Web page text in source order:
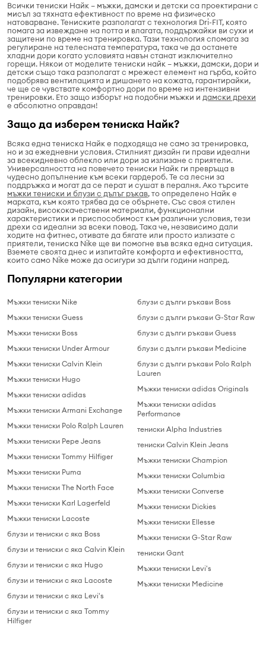
Всички тениски Найк – мъжки, дамски и детски са проектирани с
мисъл за тяхната ефективност по време на физическо
натоварване. Тениските разполагат с технология Dri-FIT, която
помага за извеждане на потта и влагата, поддържайки ви сухи и
защитени по време на тренировка. Тази технология спомага за
регулиране на телесната температура, така че да останете
хладни дори когато условията навън станат изключително
горещи. Някои от моделите тениски найк – мъжки, дамски, дори и
детски също така разполагат с мрежест елемент на гърба, който
подобрява вентилацията и дишането на кожата, гарантирайки,
че ще се чувствате комфортно дори по време на интензивни
тренировки. Ето защо изборът на подобни мъжки и дамски дрехи
е абсолютно оправдан!
Защо да изберем тениска Найк?
Всяка една тениска Найк е подходяща не само за тренировка,
но и за ежедневни условия. Стилният дизайн ги прави идеални
за всекидневно облекло или дори за излизане с приятели.
Универсалността на повечето тениски Найк ги превръща в
чудесно допълнение към всеки гардероб. Те са лесни за
поддръжка и могат да се перат и сушат в пералня. Ако търсите
мъжки тениски и блузи с дълъг ръкав, то определено Найк е
марката, към която трябва да се обърнете. Със своя стилен
дизайн, висококачествени материали, функционални
характеристики и приспособимост към различни условия, тези
дрехи са идеални за всеки повод. Така че, независимо дали
ходите на фитнес, отивате да бягате или просто излизате с
приятели, тениска Nike ще ви помогне във всяка една ситуация.
Вземете своята днес и изпитайте комфорта и ефективността,
които само Nike може да осигури за дълги години напред.
Популярни категории
Мъжки тениски Nike
Мъжки тениски Guess
Мъжки тениски Boss
Мъжки тениски Under Armour
Мъжки тениски Calvin Klein
Мъжки тениски Hugo
Мъжки тениски adidas
Мъжки тениски Armani Exchange
Мъжки тениски Polo Ralph Lauren
Мъжки тениски Pepe Jeans
Мъжки тениски Tommy Hilfiger
Мъжки тениски Puma
Мъжки тениски The North Face
Мъжки тениски Karl Lagerfeld
Мъжки тениски Lacoste
блузи и тениски с яка Boss
блузи и тениски с яка Calvin Klein
блузи и тениски с яка Hugo
блузи и тениски с яка Lacoste
блузи и тениски с яка Levi's
блузи и тениски с яка Tommy
Hilfiger
блузи с дълги ръкави Boss
блузи с дълги ръкави G-Star Raw
блузи с дълги ръкави Guess
блузи с дълги ръкави Medicine
блузи с дълги ръкави Polo Ralph
Lauren
Мъжки тениски adidas Originals
Мъжки тениски adidas
Performance
тениски Alpha Industries
тениски Calvin Klein Jeans
Мъжки тениски Champion
Мъжки тениски Columbia
Мъжки тениски Converse
Мъжки тениски Dickies
Мъжки тениски Ellesse
Мъжки тениски G-Star Raw
тениски Gant
Мъжки тениски Levi's
Мъжки тениски Medicine